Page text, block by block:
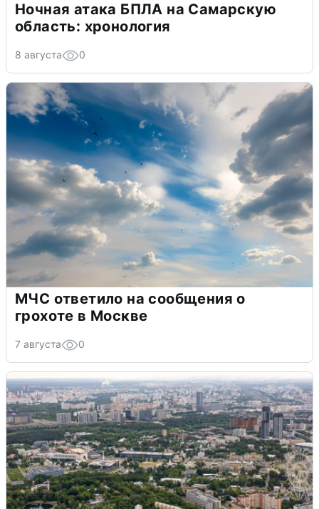
Ночная атака БПЛА на Самарскую
область: хронология
8 августа 0
МЧС ответило на сообщения о
грохоте в Москве
7 августа 0